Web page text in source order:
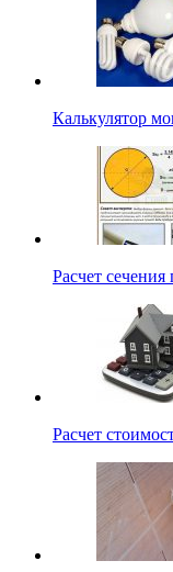
Калькулятор
Расчет
Расчет